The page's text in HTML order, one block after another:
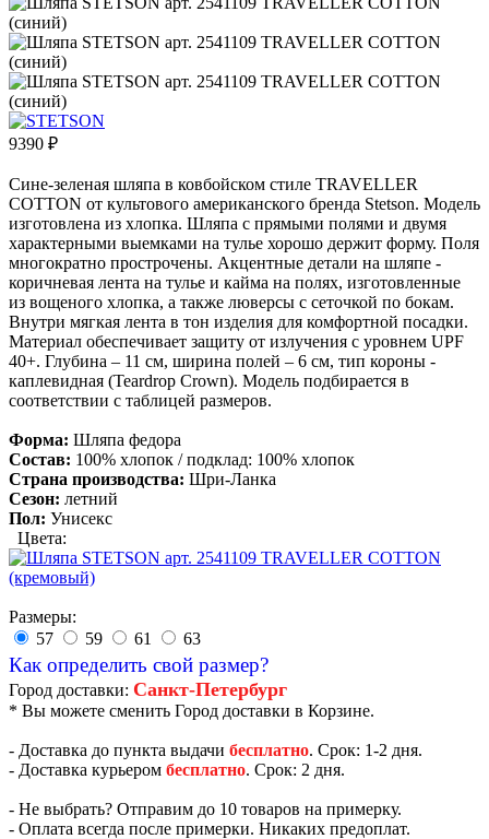
9390 ₽
Сине-зеленая шляпа в ковбойском стиле TRAVELLER
COTTON от культового американского бренда Stetson. Модель
изготовлена из хлопка. Шляпа с прямыми полями и двумя
характерными выемками на тулье хорошо держит форму. Поля
многократно прострочены. Акцентные детали на шляпе -
коричневая лента на тулье и кайма на полях, изготовленные
из вощеного хлопка, а также люверсы с сеточкой по бокам.
Внутри мягкая лента в тон изделия для комфортной посадки.
Материал обеспечивает защиту от излучения с уровнем UPF
40+. Глубина – 11 см, ширина полей – 6 см, тип короны -
каплевидная (Teardrop Crown). Модель подбирается в
соответствии с таблицей размеров.
Форма: Шляпа федора
Состав: 100% хлопок / подклад: 100% хлопок
Страна производства: Шри-Ланка
Сезон: летний
Пол: Унисекс
Цвета:
Размеры:
57
59 61 63
Как определить свой размер?
Город доставки: Санкт-Петербург
* Вы можете сменить Город доставки в Корзине.
- Доставка до пункта выдачи бесплатно. Срок: 1-2 дня.
- Доставка курьером бесплатно. Срок: 2 дня.
- Не выбрать? Отправим до 10 товаров на примерку.
- Оплата всегда после примерки. Никаких предоплат.